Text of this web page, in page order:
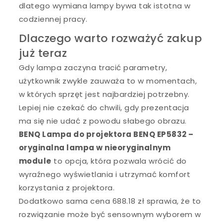
dlatego wymiana lampy bywa tak istotna w
codziennej pracy.
Dlaczego warto rozważyć zakup
już teraz
Gdy lampa zaczyna tracić parametry,
użytkownik zwykle zauważa to w momentach,
w których sprzęt jest najbardziej potrzebny.
Lepiej nie czekać do chwili, gdy prezentacja
ma się nie udać z powodu słabego obrazu.
BENQ Lampa do projektora BENQ EP5832 –
oryginalna lampa w nieoryginalnym
module to opcja, która pozwala wrócić do
wyraźnego wyświetlania i utrzymać komfort
korzystania z projektora.
Dodatkowo sama cena 688.18 zł sprawia, że to
rozwiązanie może być sensownym wyborem w